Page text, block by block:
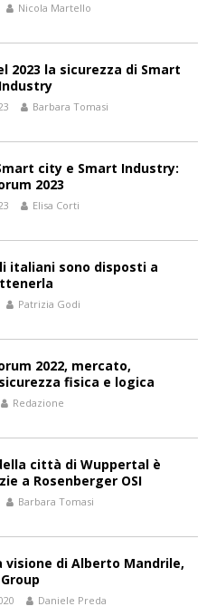
Nicola Martello
2023 la sicurezza di Smart
Barbara Tomasi
city e Smart Industry:
2023
Elisa Corti
italiani sono disposti a
Patrizia Godi
2022, mercato,
fisica e logica
Redazione
città di Wuppertal è
a Rosenberger OSI
Barbara Tomasi
visione di Alberto Mandrile,
Daniele Preda